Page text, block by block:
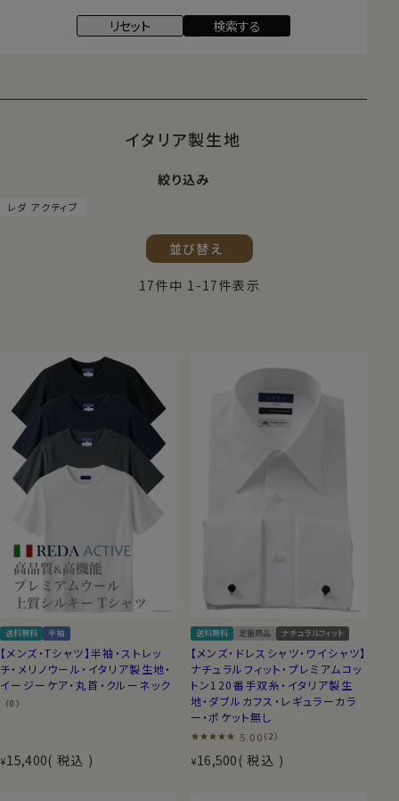
イタリア製生地
絞り込み
レダ アクティブ
並び替え
17件中 1 -17件表示
送料無料 半袖
【メンズ・Tシャツ】半袖・ストレッ
チ・メリノウール・イタリア製生地・
イージーケア・丸首・クルーネック
（0）
¥15,400 税込
送料無料 定番商品 ナチュラルフィット
【メンズ・ドレスシャツ・ワイシャツ】
ナチュラルフィット・プレミアムコッ
トン120番手双糸・イタリア製生
地・ダブルカフス・レギュラーカラ
ー・ポケット無し
5.00 （2）
¥16,500 税込